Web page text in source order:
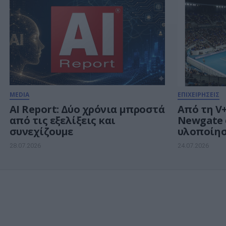
MEDIA
AI Report: Δύο χρόνια μπροστά
από τις εξελίξεις και
συνεχίζουμε
28.07.2026
ΕΠΙΧΕΙΡΗΣΕΙΣ
Από τη
Newgate
24.07.2026